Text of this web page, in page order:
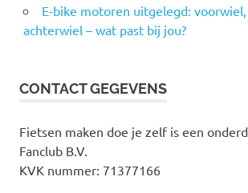
E-bike motoren uitgelegd:
achterwiel – wat past bij jou?
CONTACT GEGEVENS
Fietsen maken doe je zelf is een
Fanclub B.V.
KVK nummer: 71377166